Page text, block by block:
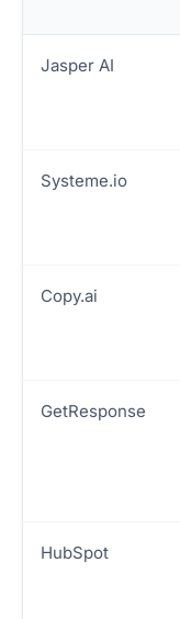
Jasper AI
Systeme.io
Copy.ai
GetResponse
HubSpot